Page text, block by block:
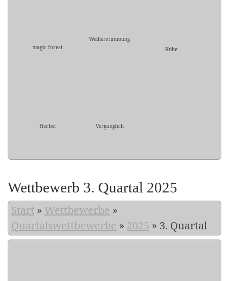
magic forest
Weiherstimmung
Kühe
Herbst Vergänglich
Wettbewerb 3. Quartal 2025
Start » Wettbewerbe »
Quartalswettbewerbe » 2025 » 3. Quartal